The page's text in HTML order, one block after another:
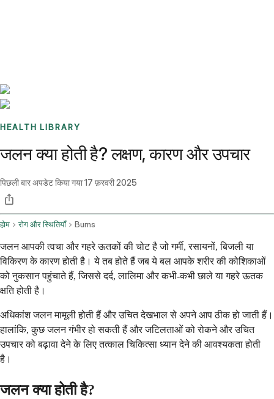
HEALTH LIBRARY
जलन क्या होती है? लक्षण, कारण और उपचार
पिछली बार अपडेट किया गया17 फ़रवरी 2025
होम रोग और स्थितियाँ Burns
जलन आपकी त्वचा और गहरे ऊतकों की चोट है जो गर्मी, रसायनों, बिजली या
विकिरण के कारण होती है। ये तब होते हैं जब ये बल आपके शरीर की कोशिकाओं
को नुकसान पहुंचाते हैं, जिससे दर्द, लालिमा और कभी-कभी छाले या गहरे ऊतक
क्षति होती है।
अधिकांश जलन मामूली होती हैं और उचित देखभाल से अपने आप ठीक हो जाती हैं।
हालांकि, कुछ जलन गंभीर हो सकती हैं और जटिलताओं को रोकने और उचित
उपचार को बढ़ावा देने के लिए तत्काल चिकित्सा ध्यान देने की आवश्यकता होती
है।
जलन क्या होती है?